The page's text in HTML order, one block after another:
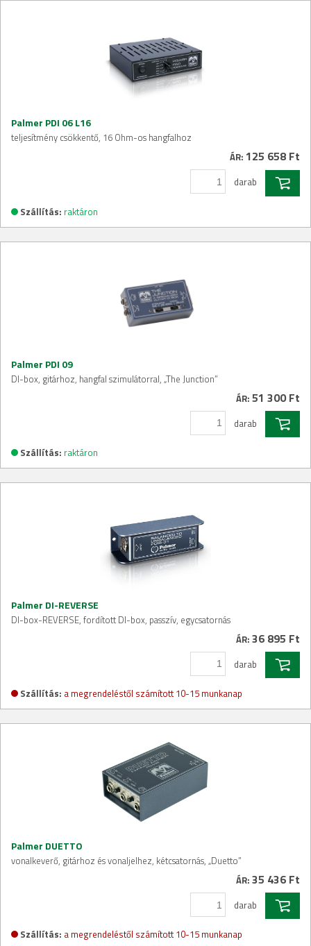
Palmer PDI 06 L16
teljesítmény csökkentő, 16 Ohm-os hangfalhoz
ÁR: 125 658 Ft
darab
Szállítás: raktáron
Palmer PDI 09
DI-box, gitárhoz, hangfal szimulátorral, „The Junction”
ÁR: 51 300 Ft
darab
Szállítás: raktáron
Palmer DI-REVERSE
DI-box-REVERSE, fordított DI-box, passzív, egycsatornás
ÁR: 36 895 Ft
darab
Szállítás: a megrendeléstől számított 10-15 munkanap
Palmer DUETTO
vonalkeverő, gitárhoz és vonaljelhez, kétcsatornás, „Duetto”
ÁR: 35 436 Ft
darab
Szállítás: a megrendeléstől számított 10-15 munkanap